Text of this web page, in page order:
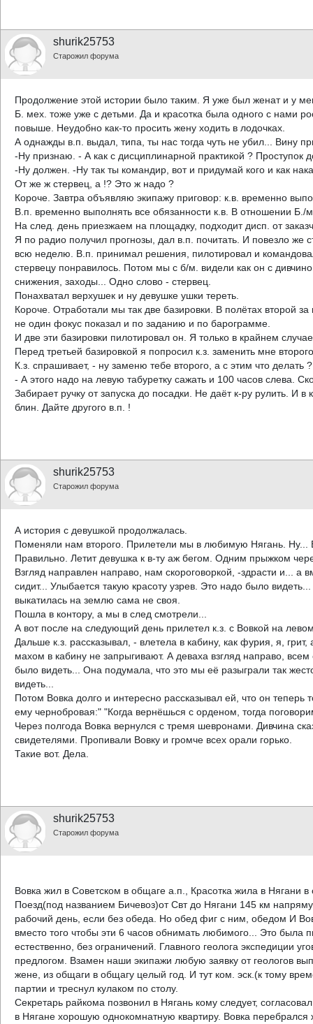
shurik25753
Старожил форума
Продолжение этой истории было таким. Я уже был женат и у
Б. мех. тоже уже с детьми. Да и красотка была одного с нами
повыше. Неудобно как-то просить жену ходить в лодочках.
А однажды в.п. выдал, типа, ты нас тогда чуть не убил... Вину
-Ну признаю. - А как с дисциплинарной практикой ? Проступок
-Ну должен. -Ну так ты командир, вот и придумай кого и как
От же ж стервец, а !? Это ж надо ?
Короче. Завтра объявляю экипажу приговор: к.в. временно
В.п. временно выполнять все обязанности к.в. В отношении Б./
На след. день приезжаем на площадку, подходит дисп. от
Я по радио получил прогнозы, дал в.п. почитать. И повезло же
всю неделю. В.п. принимал решения, пилотировал и
стервецу понравилось. Потом мы с б/м. видели как он с
снижения, заходы... Одно слово - стервец.
Понахватал верхушек и ну девушке ушки тереть.
Короче. Отработали мы так две базировки. В полётах второй
не один фокус показал и по заданию и по барограмме.
И две эти базировки пилотировал он. Я только в крайнем
Перед третьей базировкой я попросил к.з. заменить мне
К.з. спрашивает, - ну заменю тебе второго, а с этим что делать ?
- А этого надо на левую табуретку сажать и 100 часов слева.
Забирает ручку от запуска до посадки. Не даёт к-ру рулить. И
блин. Дайте другого в.п. !
shurik25753
Старожил форума
А история с девушкой продолжалась.
Поменяли нам второго. Прилетели мы в любимую Нягань. Ну...
Правильно. Летит девушка к в-ту аж бегом. Одним прыжком
Взгляд направлен направо, нам скороговоркой, -здрасти и... а
сидит... Улыбается такую красоту узрев. Это надо было
выкатилась на землю сама не своя.
Пошла в контору, а мы в след смотрели...
А вот после на следующий день прилетел к.з. с Вовкой на
Дальше к.з. рассказывал, - влетела в кабину, как фурия, я,
махом в кабину не запрыгивают. А деваха взгляд направо,
было видеть... Она подумала, что это мы её разыграли так
видеть...
Потом Вовка долго и интересно рассказывал ей, что он
ему чернобровая:" "Когда вернёшься с орденом, тогда
Через полгода Вовка вернулся с тремя шевронами. Дивчина
свидетелями. Пропивали Вовку и громче всех орали горько.
Такие вот. Дела.
shurik25753
Старожил форума
Вовка жил в Советском в общаге а.п., Красотка жила в Нягани в
Поезд(под названием Бичевоз)от Свт до Нягани 145 км
рабочий день, если без обеда. Но обед фиг с ним, обедом И
вместо того чтобы эти 6 часов обнимать любимого... Это была
естественно, без ограничений. Главного геолога экспедиции
предлогом. Взамен наши экипажи любую заявку от геологов
жене, из общаги в общагу целый год. И тут ком. эск.(к тому
партии и треснул кулаком по столу.
Секретарь райкома позвонил в Нягань кому следует,
в Нягане хорошую однокомнатную квартиру. Вовка